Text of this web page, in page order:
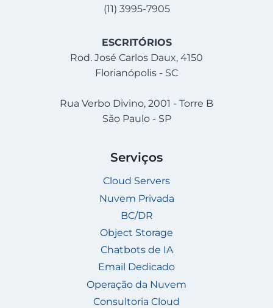
(11) 3995-7905
ESCRITÓRIOS
Rod. José Carlos Daux, 4150
Florianópolis - SC
Rua Verbo Divino, 2001 - Torre B
São Paulo - SP
Serviços
Cloud Servers
Nuvem Privada
BC/DR
Object Storage
Chatbots de IA
Email Dedicado
Operação da Nuvem
Consultoria Cloud